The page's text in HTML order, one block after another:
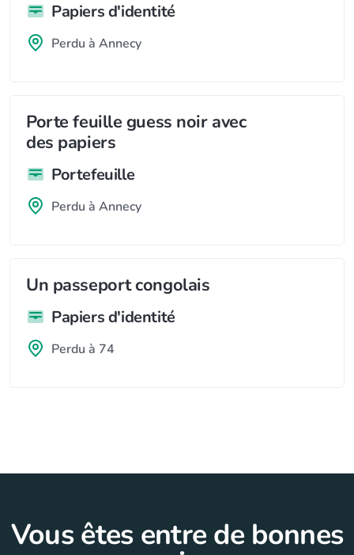
Papiers d'identité
Perdu à Annecy
Porte feuille guess noir avec
des papiers
Portefeuille
Perdu à Annecy
Un passeport congolais
Papiers d'identité
Perdu à 74
Vous êtes entre de bonnes